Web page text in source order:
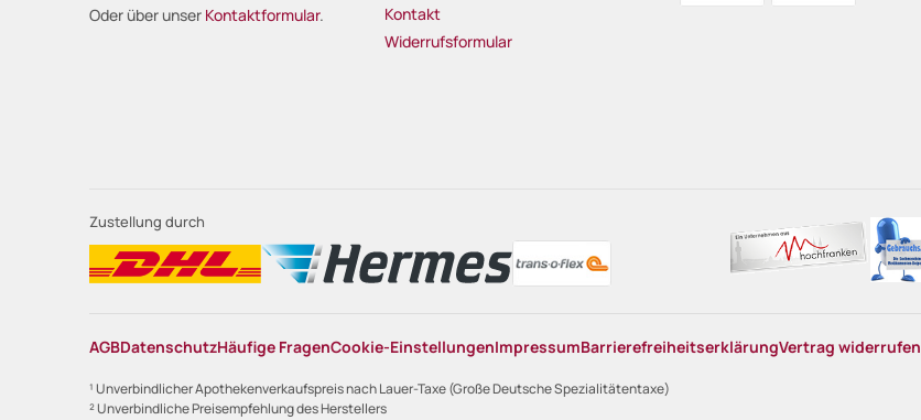
Oder über unser Kontaktformular.
Kontakt
Widerrufsformular
Zustellung durch
AGBDatenschutzHäufige FragenCookie-EinstellungenImpressumBarrierefreiheitserklärungVertrag widerrufen
¹ Unverbindlicher Apothekenverkaufspreis nach Lauer-Taxe (Große Deutsche Spezialitätentaxe)
² Unverbindliche Preisempfehlung des Herstellers